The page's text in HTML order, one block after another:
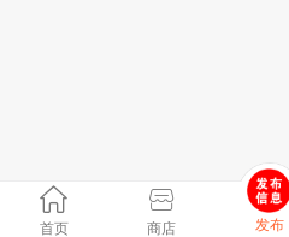
首页 商店 发布